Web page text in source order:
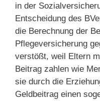
in der
Entscheidung des
die Berechnung der
Pflegeversicherung
verstößt, weil Eltern
Beitrag zahlen wie
sie durch die
Geldbeitrag einen